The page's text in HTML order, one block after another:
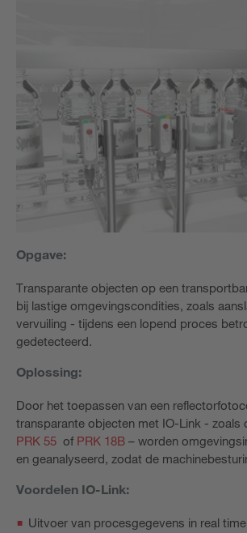
Opgave:
Transparante objecten op een
bij lastige omgevingscondities, zoals
vervuiling - tijdens een lopend proces
gedetecteerd.
Oplossing:
Door het toepassen van een
transparante objecten met IO-Link - zoals
PRK 55 of PRK 18B – worden
en geanalyseerd, zodat de
Voordelen IO-Link:
Uitvoer van procesgegevens in real